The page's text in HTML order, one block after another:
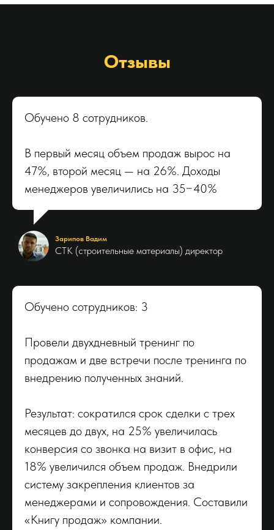
Отзывы
Обучено 8 сотрудников.
В первый месяц объем продаж вырос на
47%, второй месяц — на 26%. Доходы
менеджеров увеличились на 35−40%
Зарипов Вадим
СТК (строительные материалы) директор
Обучено сотрудников: 3
Провели двухдневный тренинг по
продажам и две встречи после тренинга по
внедрению полученных знаний.
Результат: сократился срок сделки с трех
месяцев до двух, на 25% увеличилась
конверсия со звонка на визит в офис, на
18% увеличился объем продаж. Внедрили
систему закрепления клиентов за
менеджерами и сопровождения. Составили
«Книгу продаж» компании.